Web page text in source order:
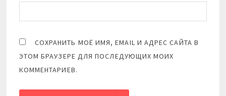
СОХРАНИТЬ МОЁ ИМЯ, EMAIL И АДРЕС САЙТА В
ЭТОМ БРАУЗЕРЕ ДЛЯ ПОСЛЕДУЮЩИХ МОИХ
КОММЕНТАРИЕВ.